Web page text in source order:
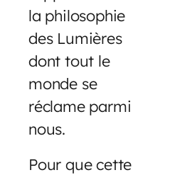
la philosophie
des Lumières
dont tout le
monde se
réclame parmi
nous.
Pour que cette